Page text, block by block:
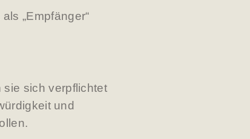
„Empfänger“
sich verpflichtet
und